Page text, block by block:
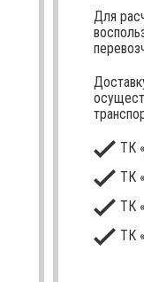
Для
ТК
ТК
ТК
ТК